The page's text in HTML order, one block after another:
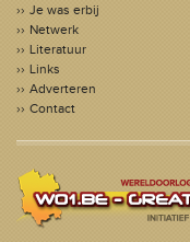
Je was erbij
Netwerk
Literatuur
Links
Adverteren
Contact